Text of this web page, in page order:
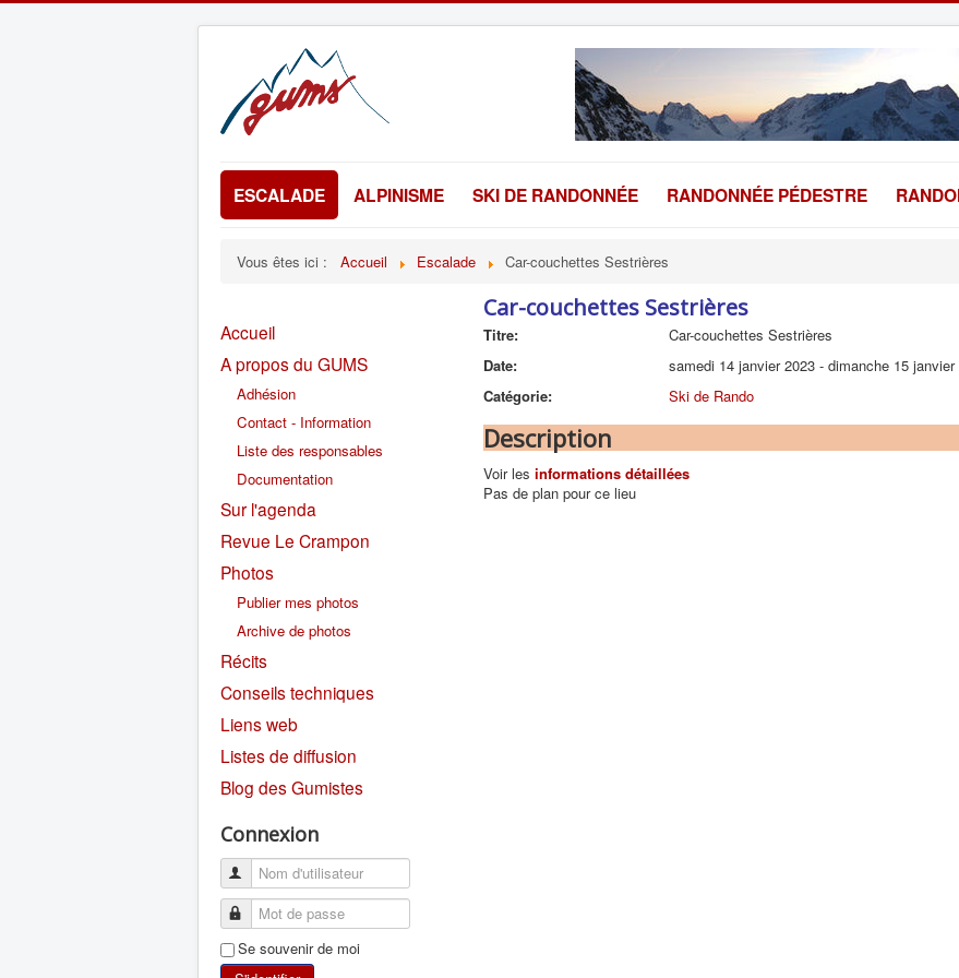
ESCALADE ALPINISME SKI DE RANDONNÉE RANDONNÉE PÉDESTRE
Vous êtes ici : Accueil Escalade Car-couchettes Sestrières
Accueil
A propos du GUMS
Adhésion
Contact - Information
Liste des responsables
Documentation
Sur l'agenda
Revue Le Crampon
Photos
Publier mes photos
Archive de photos
Récits
Conseils techniques
Liens web
Listes de diffusion
Blog des Gumistes
Connexion
Se souvenir de moi
Car-couchettes Sestrières
Titre:
Car-couchettes Sestrières
Date:
samedi 14 janvier 2023 - dimanche 15 janvier
Catégorie:
Ski de Rando
Description
Voir les informations détaillées
Pas de plan pour ce lieu